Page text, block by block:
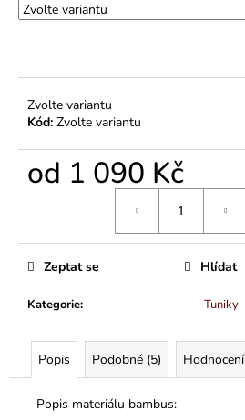
Zvolte variantu
Kód: Zvolte variantu
od 1 090 Kč
Kategorie: Tuniky
Zeptat se Hlídat
Popis Podobné (5) Hodnocení
Popis materiálu bambus: